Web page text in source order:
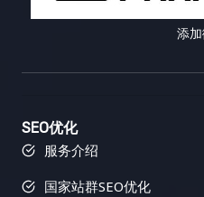
媒体专家，可以帮助你找
它可以帮助你了解哪些内
无往不利，打造爆款内容
并最终提升你的网站排名
究：紧跟热点，创作爆款
找到在社交媒体上被广泛
语种搜索引擎优化。不同
小语种搜索引擎优化之旅
选择合适的工具，掌握正
全球市场中大放异彩。 六
化，未来可期 随着全球化
擎优化的重要性日益凸显
化和低质量。可以邀请行
容推广 将创作好的内容通
作、付费广告、PR传播、
合作、跨平台推广等，最
力，触达更广泛的目标用
持续跟踪内容的传播效果
添
SEO优化
服务介绍
国家站群SEO优化